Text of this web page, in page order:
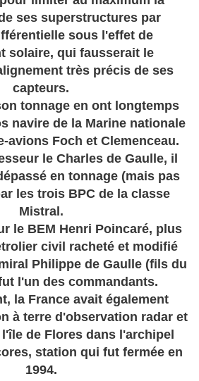
ses superstructures par
sous l'effet de
solaire, qui fausserait le
très précis de ses
capteurs.
tonnage en ont longtemps
navire de la Marine nationale
avions Foch et Clemenceau.
le Charles de Gaulle, il
en tonnage (mais pas
les trois BPC de la classe
Mistral.
le BEM Henri Poincaré, plus
civil racheté et modifié
Philippe de Gaulle (fils du
l'un des commandants.
la France avait également
à terre d'observation radar et
de Flores dans l'archipel
station qui fut fermée en
1994.